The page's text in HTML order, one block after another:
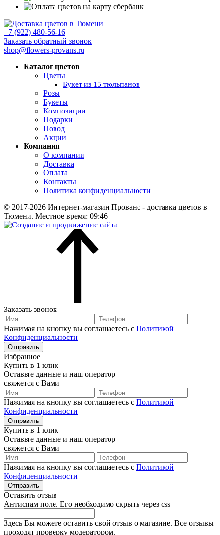
+7 (922) 480-56-16
Заказать обратный звонок
shop@flowers-provans.ru
Каталог цветов
Цветы
Букет из 15 тюльпанов
Розы
Букеты
Композиции
Подарки
Повод
Акции
Компания
О компании
Доставка
Оплата
Контакты
Политика конфиденциальности
© 2017-2026 Интернет-магазин Прованс - доставка цветов в
Тюмени. Местное время: 09:46
Заказать звонок
Нажимая на кнопку вы соглашаетесь с Политикой
Конфиденциальности
Отправить
Избранное
Купить в 1 клик
Оставьте данные и наш оператор
свяжется с Вами
Нажимая на кнопку вы соглашаетесь с Политикой
Конфиденциальности
Отправить
Купить в 1 клик
Оставьте данные и наш оператор
свяжется с Вами
Нажимая на кнопку вы соглашаетесь с Политикой
Конфиденциальности
Отправить
Оставить отзыв
Антиспам поле. Его необходимо скрыть через css
Здесь Вы можете оставить свой отзыв о магазине. Все отзывы
проходят проверку модератором.